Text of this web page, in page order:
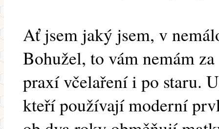
Ať jsem jaký jsem, v
Bohužel, to vám nemám
praxí včelaření i po staru.
kteří používají moderní